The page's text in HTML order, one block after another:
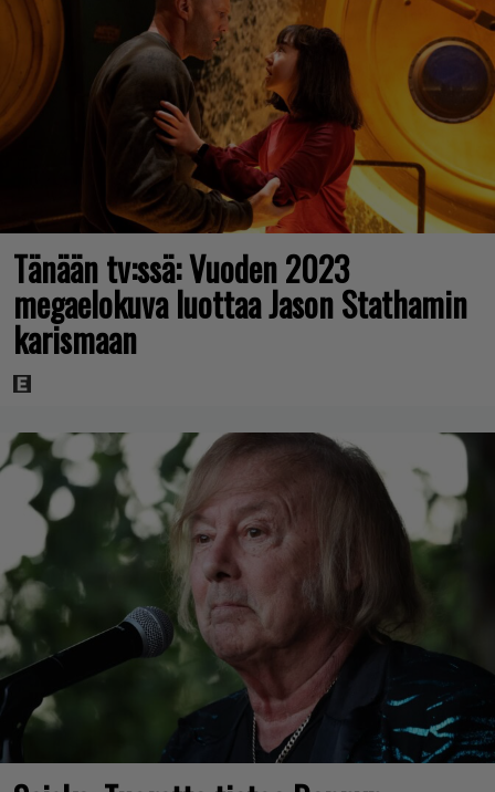
Tänään tv:ssä: Vuoden 2023
megaelokuva luottaa Jason Stathamin
karismaan